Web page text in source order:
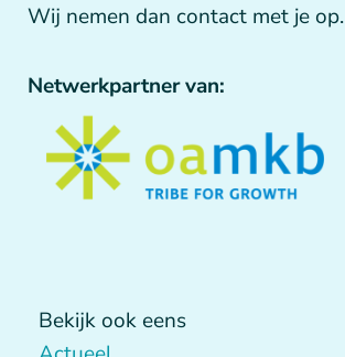
Wij nemen dan contact met je op.
Netwerkpartner van:
Bekijk ook eens